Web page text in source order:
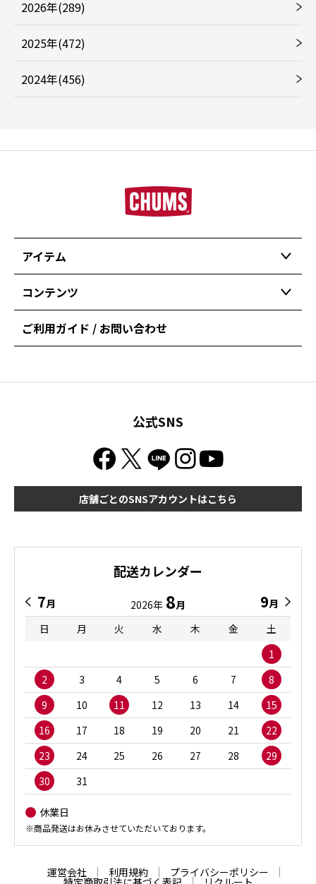
2026年(289)
2025年(472)
2024年(456)
アイテム
コンテンツ
ご利用ガイド / お問い合わせ
公式SNS
店舗ごとのSNSアカウントはこちら
配送カレンダー
7月 2026年 8月 9月
日
月 火 水 木 金
土
1
2
3 4 5 6 7
8
9
10 11 12 13 14
15
16
17 18 19 20 21
22
23
24 25 26 27 28
29
30
31
休業日
※商品発送はお休みさせていただいております。
運営会社 利用規約 プライバシーポリシー